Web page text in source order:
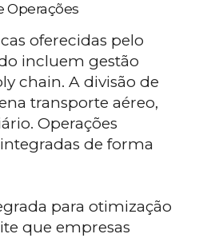
Operações
oferecidas pelo
incluem gestão
chain. A divisão de
transporte aéreo,
Operações
de forma
para otimização
que empresas